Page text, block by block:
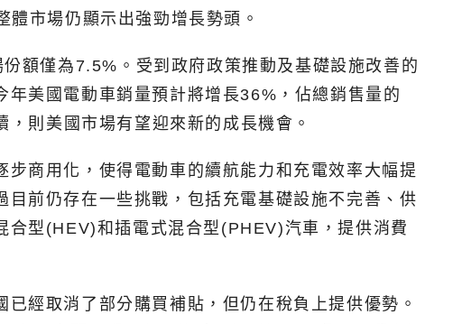
市場仍顯示出強勁增長勢頭。
額僅為7.5%。受到政府政策推動及基礎設施改善的
美國電動車銷量預計將增長36%，佔總銷售量的
則美國市場有望迎來新的成長機會。
商用化，使得電動車的續航能力和充電效率大幅提
前仍存在一些挑戰，包括充電基礎設施不完善、供
合型(HEV)和插電式混合型(PHEV)汽車，提供消費
經取消了部分購買補貼，但仍在稅負上提供優勢。